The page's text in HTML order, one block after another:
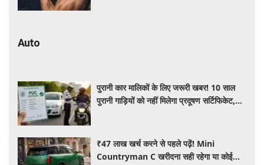
Auto
पुरानी कार मालिकों के लिए जरूरी खबर! 10 साल
पुरानी गाड़ियों को नहीं मिलेगा प्रदूषण सर्टिफिकेट,
₹47 लाख खर्च करने से पहले पढ़ें! Mini
Countryman C खरीदना सही रहेगा या कोई